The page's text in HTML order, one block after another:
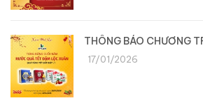
THÔNG BÁO CHƯƠNG
17/01/2026